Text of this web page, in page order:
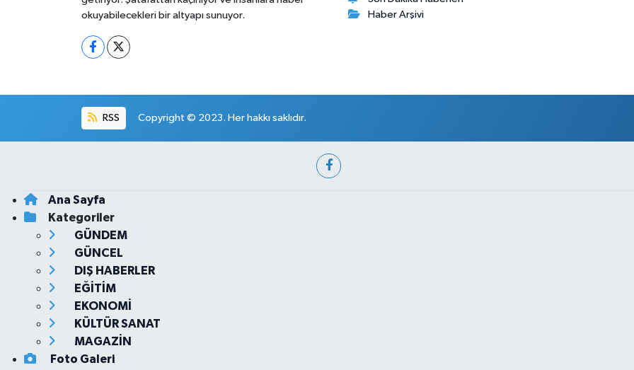
okuyabilecekleri bir altyapı sunuyor.
Haber Arşivi
RSS Copyright © 2023. Her hakkı saklıdır.
Ana Sayfa
Kategoriler
GÜNDEM
GÜNCEL
DIŞ HABERLER
EĞİTİM
EKONOMİ
KÜLTÜR SANAT
MAGAZİN
Foto Galeri